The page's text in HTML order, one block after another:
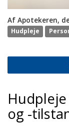
Af Apotekeren,
Hudpleje
og -